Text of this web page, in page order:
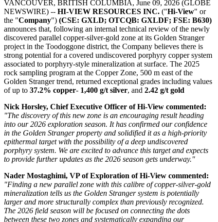
VANCOUVER, BRITISH COLUMBIA, June 09, 2026 (GLOBE
NEWSWIRE) -- HI-VIEW RESOURCES INC. ("Hi-View" or
the "Company") (CSE: GXLD; OTCQB: GXLDF; FSE: B630)
announces that, following an internal technical review of the newly
discovered parallel copper-silver-gold zone at its Golden Stranger
project in the Toodoggone district, the Company believes there is
strong potential for a covered undiscovered porphyry copper system
associated to porphyry-style mineralization at surface. The 2025
rock sampling program at the Copper Zone, 500 m east of the
Golden Stranger trend, returned exceptional grades including values
of up to 37.2% copper- 1,400 g/t silver, and 2.42 g/t gold
Nick Horsley, Chief Executive Officer of Hi-View commented:
"The discovery of this new zone is an encouraging result heading
into our 2026 exploration season. It has confirmed our confidence
in the Golden Stranger property and solidified it as a high-priority
epithermal target with the possibility of a deep undiscovered
porphyry system. We are excited to advance this target and expects
to provide further updates as the 2026 season gets underway."
Nader Mostaghimi, VP of Exploration of Hi-View commented:
"Finding a new parallel zone with this calibre of copper-silver-gold
mineralization tells us the Golden Stranger system is potentially
larger and more structurally complex than previously recognized.
The 2026 field season will be focused on connecting the dots
between these two zones and systematically expanding our